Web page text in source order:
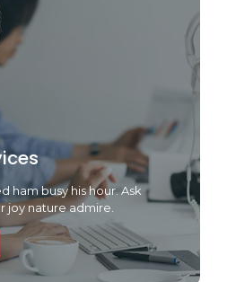
ham busy his hour. Ask
joy nature admire.